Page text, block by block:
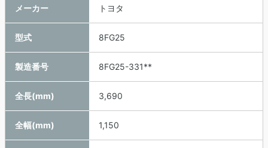
メーカー トヨタ
型式 8FG25
製造番号 8FG25-331**
全長(mm) 3,690
全幅(mm) 1,150